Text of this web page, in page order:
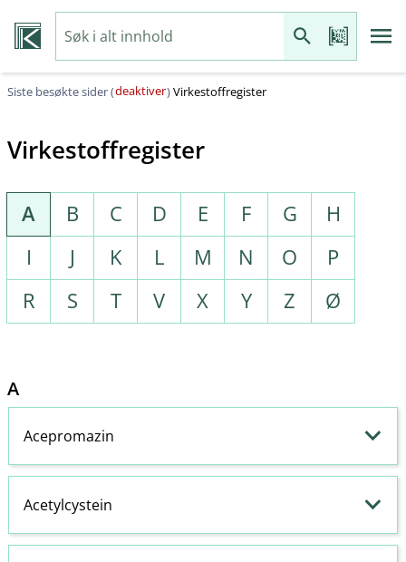
Siste besøkte sider (deaktiver)Virkestoffregister
Virkestoffregister
A B C D E F G
H
I
J K L M N O
P
R
S T V X Y Z Ø
A
Acepromazin
Acetylcystein